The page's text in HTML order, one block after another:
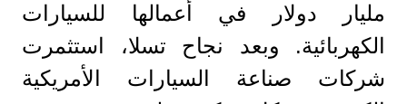
مليار دولار في أعمالها للسيارات
الكهربائية. وبعد نجاح تسلا، استثمرت
شركات صناعة السيارات الأمريكية